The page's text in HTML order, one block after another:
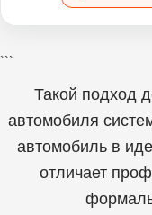
```
Такой подход
автомобиля
автомобиль в
отличает